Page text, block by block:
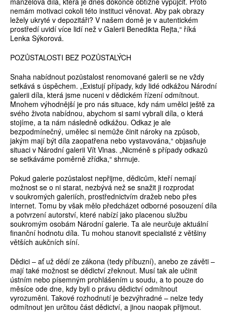
nemám motivaci cokoli této instituci věnovat. Aby pak obrazy
ležely ukryté v depozitáři? V našem domě je v autentickém
prostředí uvidí více lidí než v Galerii Benedikta Rejta,“ říká
Lenka Sýkorová.
POZŮSTALOSTI BEZ POZŮSTALÝCH
Snaha nabídnout pozůstalost renomované galerii se ne vždy
setkává s úspěchem. „Existují případy, kdy lidé odkážou Národní
galerii díla, která jsme nuceni v dědickém řízení odmítnout.
Mnohem výhodnější je pro nás situace, kdy nám umělci ještě za
svého života nabídnou, abychom si sami vybrali díla, o která
stojíme, a ta nám následně odkážou. Odkaz je ale
bezpodmínečný, umělec si nemůže činit nároky na způsob,
jakým mají být díla zaopatřena nebo vystavována,“ objasňuje
situaci v Národní galerii Vít Vlnas. „Nicméně s případy odkazů
se setkáváme poměrně zřídka,“ shrnuje.
Pokud galerie pozůstalost nepřijme, dědicům, kteří nemají
možnost se o ni starat, nezbývá než se snažit ji rozprodat
v soukromých galeriích, prostřednictvím dražeb nebo přes
internet. Tomu by však mělo předcházet odborné posouzení díla
a potvrzení autorství, které nabízí jako placenou službu
soukromým osobám Národní galerie. Ta ale neurčuje aktuální
finanční hodnotu díla. Tu mohou stanovit specialisté z většiny
větších aukčních síní.
Dědici – ať už dědí ze zákona (tedy příbuzní), anebo ze závěti –
mají také možnost se dědictví zřeknout. Musí tak ale učinit
ústním nebo písemným prohlášením u soudu, a to pouze do
měsíce ode dne, kdy byli o právu dědictví odmítnout
vyrozuměni. Takové rozhodnutí je bezvýhradné – nelze tedy
odmítnout jen určitou část dědictví, a jinou naopak přijmout.